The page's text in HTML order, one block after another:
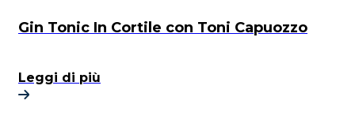
Gin Tonic In Cortile con Toni Capuozzo
Leggi di più